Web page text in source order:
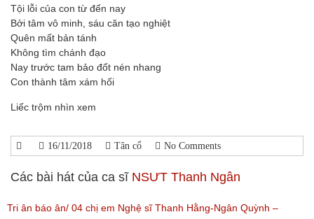
Tội lỗi của con từ đến nay
Bởi tâm vô minh, sáu căn tạo nghiệt
Quên mất bản tánh
Không tìm chánh đạo
Nay trước tam bảo đốt nén nhang
Con thành tâm xám hối
Liếc trộm nhìn xem
16/11/2018 Tân cổ No Comments
Các bài hát của ca sĩ NSƯT Thanh Ngân
Tri ân báo ân/ 04 chị em Nghệ sĩ Thanh Hằng-Ngân Quỳnh –